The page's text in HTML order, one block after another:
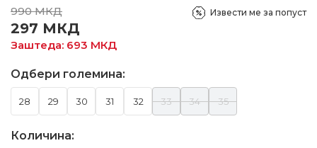
990 МКД
297 МКД
Заштеда: 693 МКД
Извести ме за попуст
Одбери големина:
28 29 30 31 32 33 34 35
Количина: